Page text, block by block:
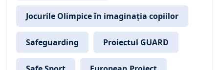
Jocurile Olimpice în imaginația copiilor
Safeguarding Proiectul GUARD